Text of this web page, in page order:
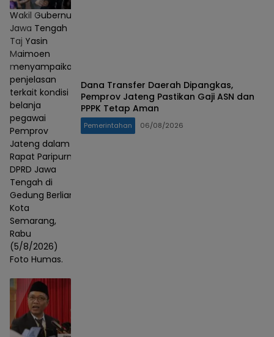
Wakil Gubernur
Jawa Tengah
Taj Yasin
Maimoen
menyampaikan
penjelasan
terkait kondisi
belanja
pegawai
Pemprov
Jateng dalam
Rapat Paripurna
DPRD Jawa
Tengah di
Gedung Berlian,
Kota
Semarang,
Rabu
(5/8/2026)
Foto Humas.
Dana Transfer Daerah Dipangkas,
Pemprov Jateng Pastikan Gaji ASN dan
PPPK Tetap Aman
Pemerintahan 06/08/2026